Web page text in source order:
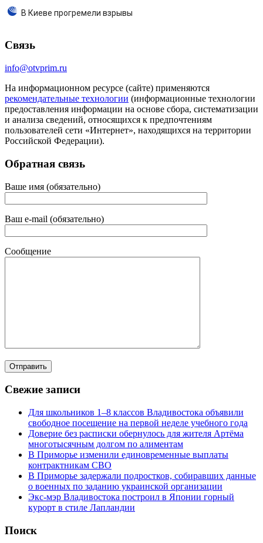
В Киеве прогремели взрывы
Связь
info@otvprim.ru
На информационном ресурсе (сайте) применяются
рекомендательные технологии (информационные технологии
предоставления информации на основе сбора, систематизации
и анализа сведений, относящихся к предпочтениям
пользователей сети «Интернет», находящихся на территории
Российской Федерации).
Обратная связь
Ваше имя (обязательно)
Ваш e-mail (обязательно)
Сообщение
Свежие записи
Для школьников 1–8 классов Владивостока объявили
свободное посещение на первой неделе учебного года
Доверие без расписки обернулось для жителя Артёма
многотысячным долгом по алиментам
В Приморье изменили единовременные выплаты
контрактникам СВО
В Приморье задержали подростков, собиравших данные
о военных по заданию украинской организации
Экс-мэр Владивостока построил в Японии горный
курорт в стиле Лапландии
Поиск